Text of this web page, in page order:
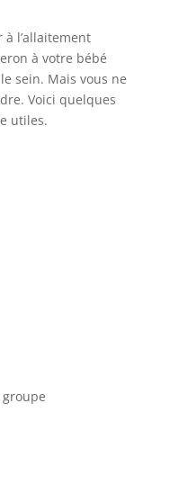
à l’allaitement
à votre bébé
sein. Mais vous ne
Voici quelques
utiles.